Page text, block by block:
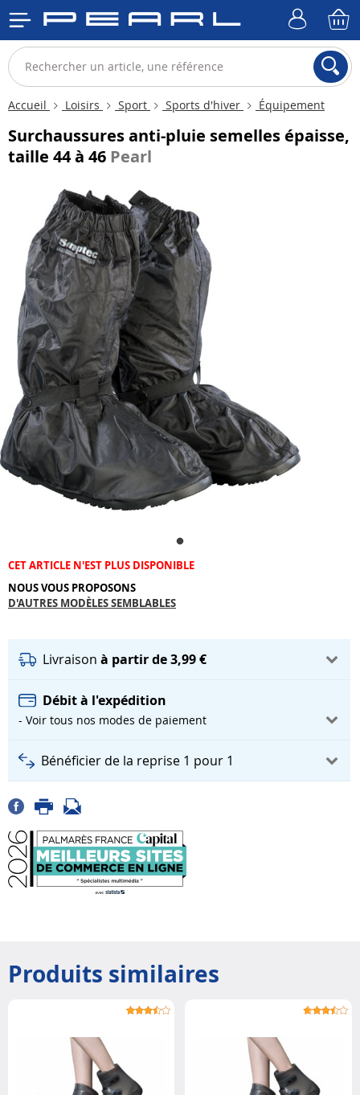
Accueil Loisirs Sport Sports d'hiver Équipement
Surchaussures anti-pluie semelles épaisse,
taille 44 à 46 Pearl
CET ARTICLE N'EST PLUS DISPONIBLE
NOUS VOUS PROPOSONS
D'AUTRES MODÈLES SEMBLABLES
Livraison à partir de 3,99 €
Débit à l'expédition
- Voir tous nos modes de paiement
Bénéficier de la reprise 1 pour 1
Produits similaires